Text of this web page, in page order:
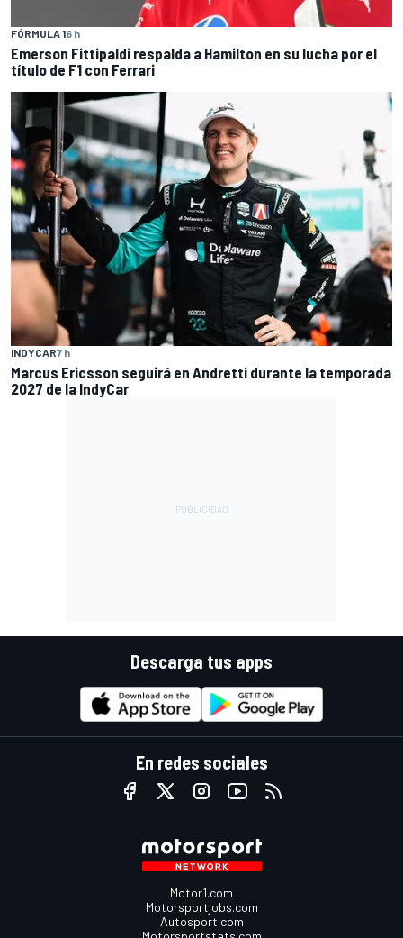
FÓRMULA 16 h
Emerson Fittipaldi respalda a Hamilton en su lucha por el
título de F1 con Ferrari
INDYCAR7 h
Marcus Ericsson seguirá en Andretti durante la temporada
2027 de la IndyCar
Descarga tus apps
En redes sociales
Motor1.com
Motorsportjobs.com
Autosport.com